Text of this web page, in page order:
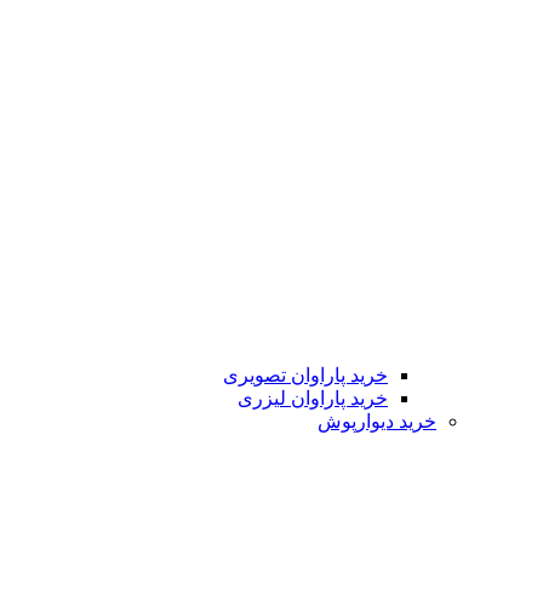
خرید پاراوان تصویری
خرید پاراوان لیزری
خرید دیوارپوش